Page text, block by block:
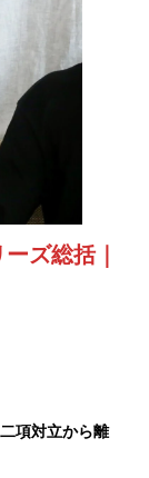
ーズ総括｜
項対立から離